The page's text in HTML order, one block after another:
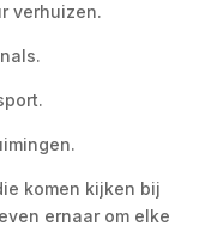
verhuizen.
komen kijken bij
ernaar om elke